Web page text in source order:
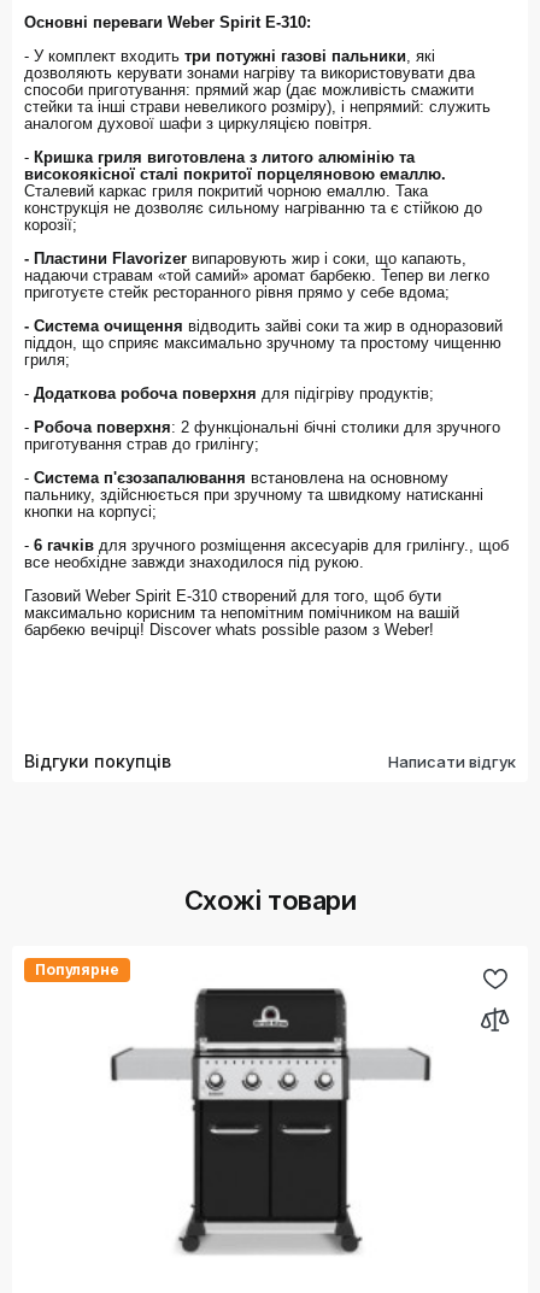
Основні переваги Weber Spirit E-310:
- У комплект входить три потужні газові пальники, які
дозволяють керувати зонами нагріву та використовувати два
способи приготування: прямий жар (дає можливість смажити
стейки та інші страви невеликого розміру), і непрямий: служить
аналогом духової шафи з циркуляцією повітря.
- Кришка гриля виготовлена ​​з литого алюмінію та
високоякісної сталі покритої порцеляновою емаллю.
Сталевий каркас гриля покритий чорною емаллю. Така
конструкція не дозволяє сильному нагріванню та є стійкою до
корозії;
- Пластини Flavorizer випаровують жир і соки, що капають,
надаючи стравам «той самий» аромат барбекю. Тепер ви легко
приготуєте стейк ресторанного рівня прямо у себе вдома;
- Система очищення відводить зайві соки та жир в одноразовий
піддон, що сприяє максимально зручному та простому чищенню
гриля;
- Додаткова робоча поверхня для підігріву продуктів;
- Робоча поверхня: 2 функціональні бічні столики для зручного
приготування страв до грилінгу;
- Система п'єзозапалювання встановлена ​​на основному
пальнику, здійснюється при зручному та швидкому натисканні
кнопки на корпусі;
- 6 гачків для зручного розміщення аксесуарів для грилінгу., щоб
все необхідне завжди знаходилося під рукою.
Газовий Weber Spirit E-310 створений для того, щоб бути
максимально корисним та непомітним помічником на вашій
барбекю вечірці! Discover whats possible разом з Weber!
Відгуки покупців Написати відгук
Схожі товари
Популярне